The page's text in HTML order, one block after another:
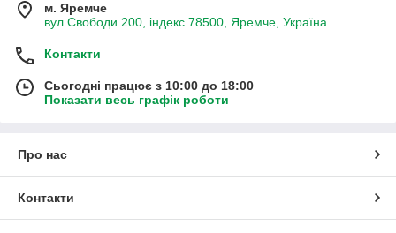
м. Яремче
вул.Свободи 200, індекс 78500, Яремче, Україна
Контакти
Сьогодні працює з 10:00 до 18:00
Показати весь графік роботи
Про нас
Контакти